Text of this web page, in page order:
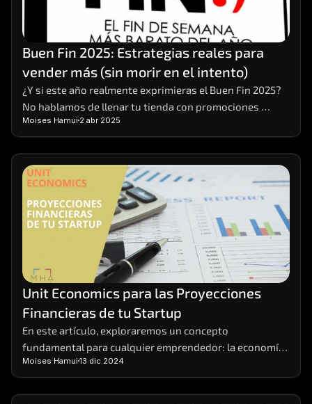
Buen Fin 2025: Estrategias reales para
vender más (sin morir en el intento)
¿Y si este año realmente exprimieras el Buen Fin 2025?
No hablamos de llenar tu tienda con promociones
Moises Hamui 2 abr 2025
Unit Economics para las Proyecciones
Financieras de tu Startup
En este artículo, exploraremos un concepto
fundamental para cualquier emprendedor: la economía
unitaria, o unit economics, en inglés. Desglosaremos
qué son, cómo calcularlas y por qué son tan
importantes para el éxito de tu negocio. Las economías
Moises Hamui 13 dic 2024